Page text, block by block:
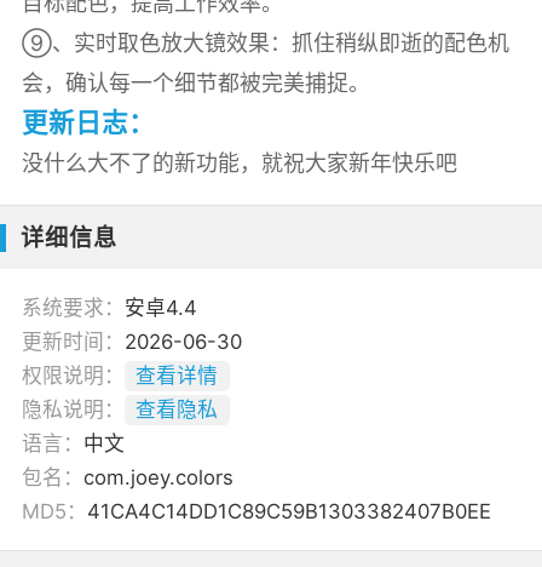
⑨、实时取色放大镜效果：抓住稍纵即逝的配色机
会，确认每一个细节都被完美捕捉。
更新日志：
没什么大不了的新功能，就祝大家新年快乐吧
详细信息
系统要求： 安卓4.4
更新时间： 2026-06-30
权限说明：
查看详情
隐私说明：
查看隐私
语言： 中文
包名： com.joey.colors
MD5： 41CA4C14DD1C89C59B1303382407B0EE